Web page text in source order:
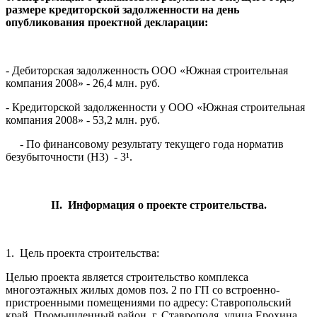
размере кредиторской задолженности на день
опубликования проектной декларации:
- Дебиторская задолженность ООО «Южная строительная
компания 2008» - 26,4 млн. руб.
- Кредиторской задолженности у ООО «Южная строительная
компания 2008» - 53,2 млн. руб.
- По финансовому результату текущего года норматив
безубыточности (Н3) - 3¹.
II. Информация о проекте строительства.
1. Цель проекта строительства:
Целью проекта является строительство комплекса
многоэтажных жилых домов поз. 2 по ГП со встроенно-
пристроенными помещениями по адресу: Ставропольский